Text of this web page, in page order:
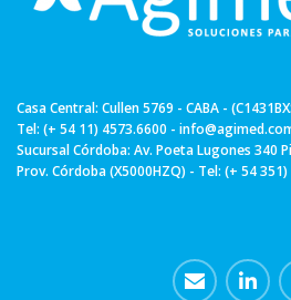
Casa Central: Cullen 5769 - CABA -
Tel: (+ 54 11) 4573.6600 -
Sucursal Córdoba: Av. Poeta Lugones 340
Prov. Córdoba (X5000HZQ) - Tel: (+ 54 351)